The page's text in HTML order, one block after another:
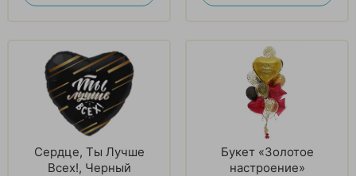
Сердце, Ты Лучше
Всех!, Черный
Букет «Золотое
настроение»